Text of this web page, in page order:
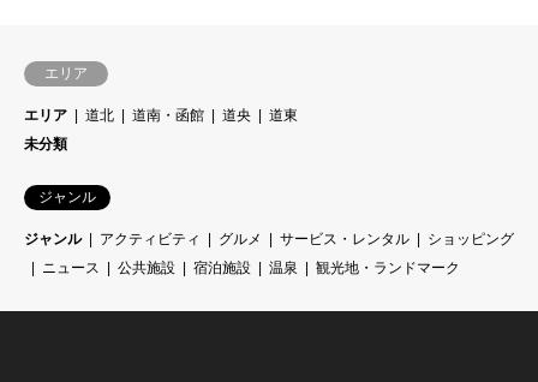
エリア
エリア 道北 道南・函館 道央
道東
未分類
ジャンル
ジャンル アクティビティ グルメ サービス・レンタル
ショッピング
ニュース
公共施設 宿泊施設 温泉 観光地・ランドマーク